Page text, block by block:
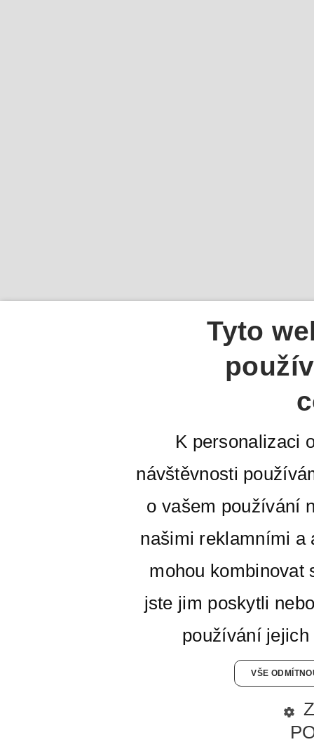
Tyto
K personalizaci
návštěvnosti
o vašem používání
našimi reklamními a
mohou kombinovat
jste jim poskytli
používání
VŠE